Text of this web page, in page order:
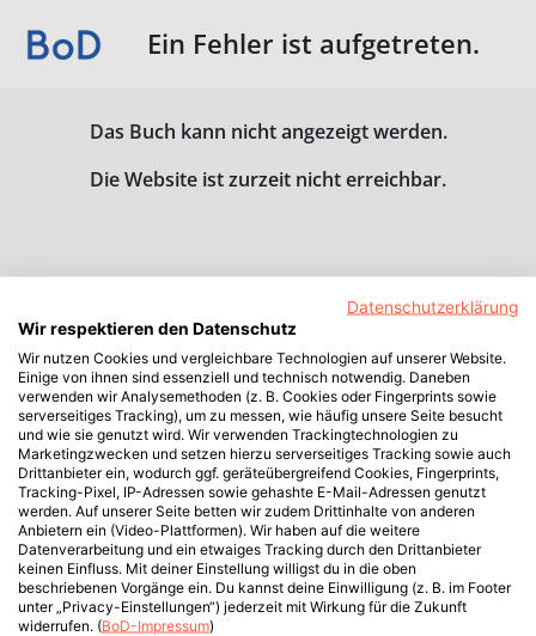
Ein Fehler ist aufgetreten.
Das Buch kann nicht angezeigt werden.
Die Website ist zurzeit nicht erreichbar.
Datenschutzerklärung
Wir respektieren den Datenschutz
Wir nutzen Cookies und vergleichbare Technologien auf unserer Website.
Einige von ihnen sind essenziell und technisch notwendig. Daneben
verwenden wir Analysemethoden (z. B. Cookies oder Fingerprints sowie
serverseitiges Tracking), um zu messen, wie häufig unsere Seite besucht
und wie sie genutzt wird. Wir verwenden Trackingtechnologien zu
Marketingzwecken und setzen hierzu serverseitiges Tracking sowie auch
Drittanbieter ein, wodurch ggf. geräteübergreifend Cookies, Fingerprints,
Tracking-Pixel, IP-Adressen sowie gehashte E-Mail-Adressen genutzt
werden. Auf unserer Seite betten wir zudem Drittinhalte von anderen
Anbietern ein (Video-Plattformen). Wir haben auf die weitere
Datenverarbeitung und ein etwaiges Tracking durch den Drittanbieter
keinen Einfluss. Mit deiner Einstellung willigst du in die oben
beschriebenen Vorgänge ein. Du kannst deine Einwilligung (z. B. im Footer
unter „Privacy-Einstellungen“) jederzeit mit Wirkung für die Zukunft
widerrufen. (BoD-Impressum)